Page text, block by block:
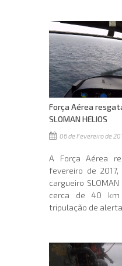
Força Aérea
SLOMAN HELIOS
06 de Fevereiro de
A Força Aérea
fevereiro de
cargueiro
cerca de 40
tripulação de alerta